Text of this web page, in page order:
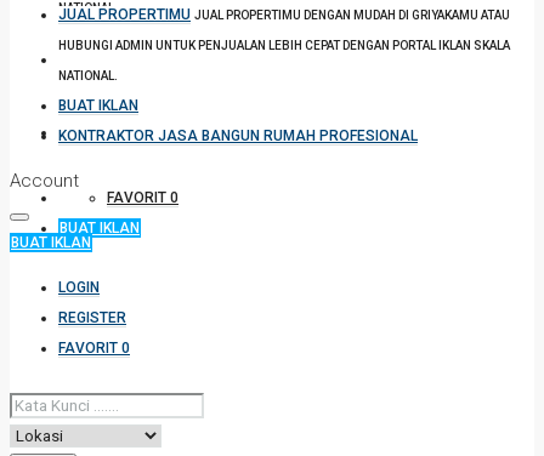
NATIONAL.
KONTRAKTOR JASA BANGUN RUMAH PROFESIONAL
FAVORIT 0
BUAT IKLAN
JUAL PROPERTIMU JUAL PROPERTIMU DENGAN MUDAH DI GRIYAKAMU ATAU
HUBUNGI ADMIN UNTUK PENJUALAN LEBIH CEPAT DENGAN PORTAL IKLAN SKALA
NATIONAL.
BUAT IKLAN
KONTRAKTOR JASA BANGUN RUMAH PROFESIONAL
Account
BUAT IKLAN
LOGIN
REGISTER
FAVORIT 0